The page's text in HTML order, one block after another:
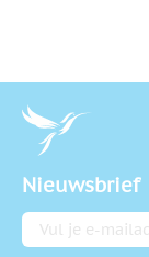
Nieuwsbrief
E-mailadres